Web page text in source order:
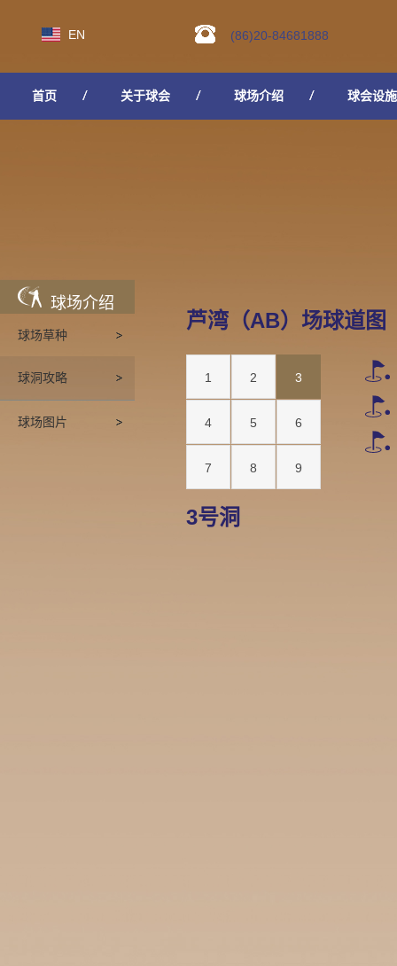
(86)20-84681888
EN
首页 关于球会 球场介绍 球会设施
球场介绍
球场草种
球洞攻略
球场图片
芦湾（AB）场球道图
1 2 3
4 5 6
7 8 9
3号洞